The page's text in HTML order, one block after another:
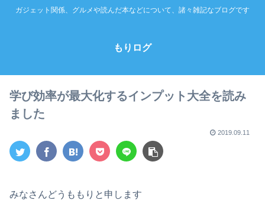
ガジェット関係、グルメや読んだ本などについて、諸々雑記なブログです
もりログ
学び効率が最大化するインプット大全を読み
ました
2019.09.11
みなさんどうももりと申します